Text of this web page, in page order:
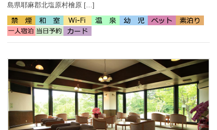
島県耶麻郡北塩原村檜原 […]